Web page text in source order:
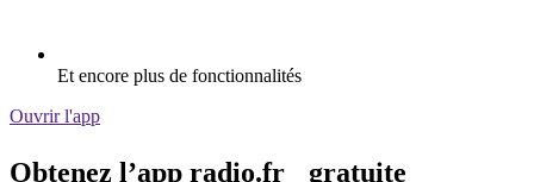
Et encore plus de fonctionnalités
Ouvrir l'app
Obtenez l’app radio.fr gratuite